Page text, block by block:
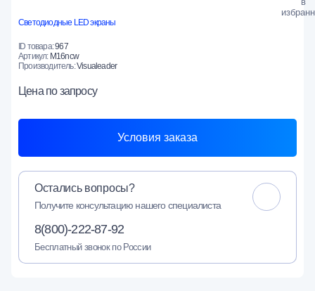
Светодиодные LED экраны
ID товара:967
Артикул: M16ncw
Производитель:Visualeader
Цена по запросу
Условия заказа
Остались вопросы?
Получите консультацию нашего специалиста
8(800)-222-87-92
Бесплатный звонок по России